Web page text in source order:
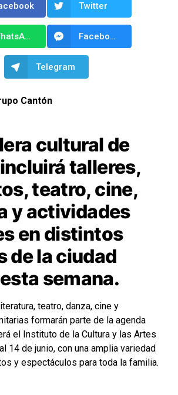
Twitter
WhatsApp Facebook Messenger
Telegram
Cantón
cultural de
talleres,
teatro, cine,
y actividades
en distintos
de la ciudad
semana.
teatro, danza, cine y
formarán parte de la agenda
el Instituto de la Cultura y las Artes
14 de junio, con una amplia variedad
y espectáculos para toda la familia.